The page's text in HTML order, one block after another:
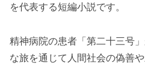
を代表する短編小説です。
精神病院の患者「第二十三号
な旅を通じて人間社会の偽善